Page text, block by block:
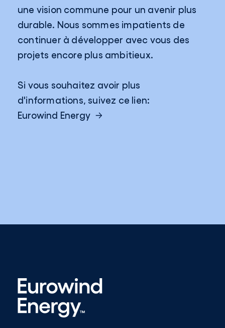
une vision commune pour un avenir plus
durable. Nous sommes impatients de
continuer à développer avec vous des
projets encore plus ambitieux.
Si vous souhaitez avoir plus
d'informations, suivez ce lien:
Eurowind Energy​